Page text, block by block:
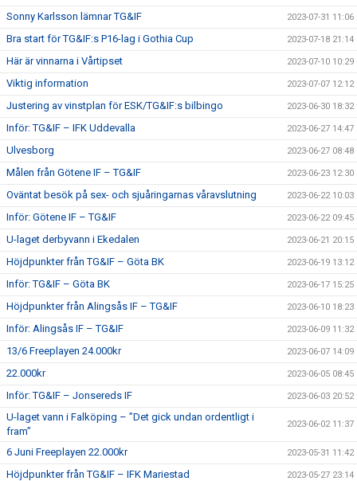
Sonny Karlsson lämnar TG&IF 2023-07-31 11:06
Bra start för TG&IF:s P16-lag i Gothia Cup 2023-07-18 21:14
Här är vinnarna i Vårtipset 2023-07-10 10:29
Viktig information 2023-07-07 12:12
Justering av vinstplan för ESK/TG&IF:s bilbingo 2023-06-30 18:32
Inför: TG&IF – IFK Uddevalla 2023-06-27 14:47
Ulvesborg 2023-06-27 08:48
Målen från Götene IF – TG&IF 2023-06-23 12:30
Oväntat besök på sex- och sjuåringarnas våravslutning 2023-06-22 10:03
Inför: Götene IF – TG&IF 2023-06-22 09:45
U-laget derbyvann i Ekedalen 2023-06-21 20:15
Höjdpunkter från TG&IF – Göta BK 2023-06-19 13:12
Inför: TG&IF – Göta BK 2023-06-17 15:25
Höjdpunkter från Alingsås IF – TG&IF 2023-06-10 18:23
Inför: Alingsås IF – TG&IF 2023-06-09 11:32
13/6 Freeplayen 24.000kr 2023-06-07 14:09
22.000kr 2023-06-05 08:45
Inför: TG&IF – Jonsereds IF 2023-06-03 20:52
U-laget vann i Falköping – ”Det gick undan ordentligt i
fram”
2023-06-02 11:37
6 Juni Freeplayen 22.000kr 2023-05-31 11:42
Höjdpunkter från TG&IF – IFK Mariestad 2023-05-27 23:14